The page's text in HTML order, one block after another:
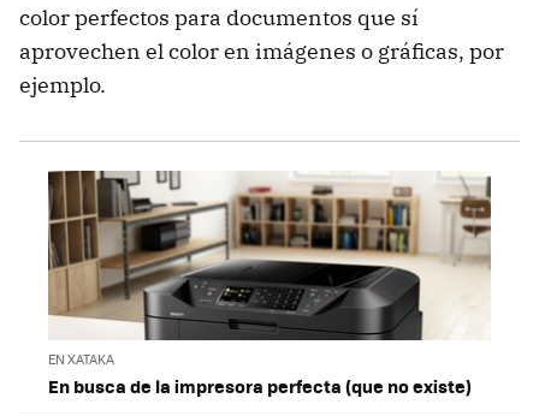
color perfectos para documentos que sí
aprovechen el color en imágenes o gráficas, por
ejemplo.
EN XATAKA
En busca de la impresora perfecta (que no existe)